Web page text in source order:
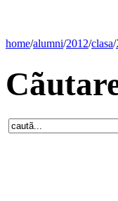
home/alumni/2012/clasa/